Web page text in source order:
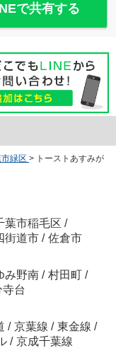
で共有する
緑区 > トーストあすみが
葉市稲毛区 /
街道市 / 佐倉市
み野南 / 村田町 /
台
/ 京葉線 / 東金線 /
/ 京成千葉線